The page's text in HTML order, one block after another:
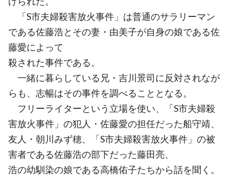
「S市夫婦殺害放火事件」は普通のサラリーマン
である佐藤浩とその妻・由美子が自身の娘である佐
藤愛によって
殺された事件である。
一緒に暮らしている兄・吉川景司に反対されなが
らも、志暢はその事件を調べることとなる。
フリーライターという立場を使い、「S市夫婦殺
害放火事件」の犯人・佐藤愛の担任だった船守靖、
友人・朝川みず穂、「S市夫婦殺害放火事件」の被
害者である佐藤浩の部下だった藤田亮、
浩の幼馴染の娘である高橋佑子たちから話を聞く。